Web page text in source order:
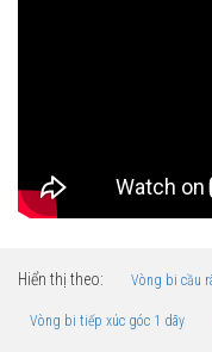
Hiển thị theo: Vòng bi cầu
Vòng bi tiếp xúc góc 1 dãy